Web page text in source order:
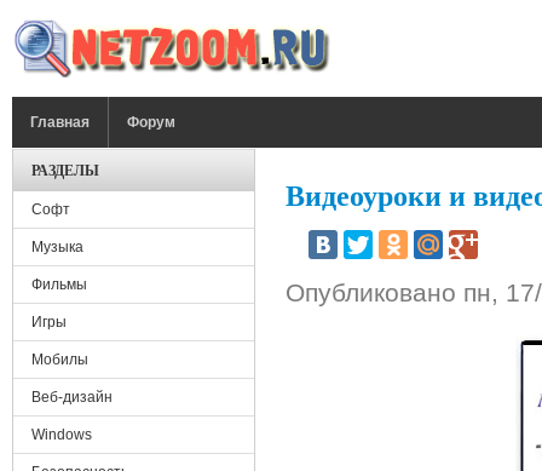
Главная Форум
Видеоуроки и
Опубликовано пн,
РАЗДЕЛЫ
Софт
Музыка
Фильмы
Игры
Мобилы
Веб-дизайн
Windows